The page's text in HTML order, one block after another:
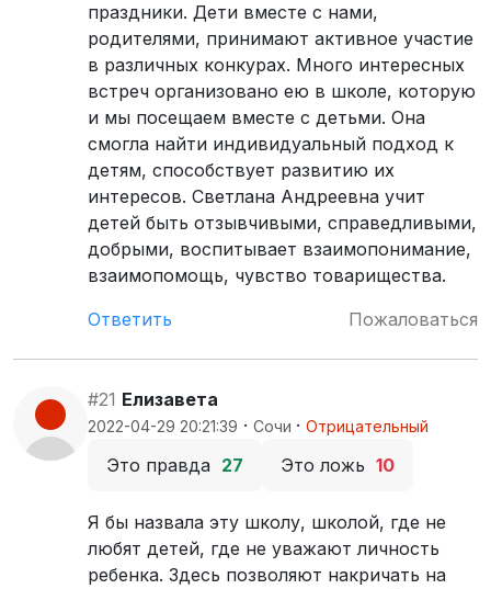
праздники. Дети вместе с нами,
родителями, принимают активное участие
в различных конкурах. Много интересных
встреч организовано ею в школе, которую
и мы посещаем вместе с детьми. Она
смогла найти индивидуальный подход к
детям, способствует развитию их
интересов. Светлана Андреевна учит
детей быть отзывчивыми, справедливыми,
добрыми, воспитывает взаимопонимание,
взаимопомощь, чувство товарищества.
Ответить
Пожаловаться
#21 Елизавета
2022-04-29 20:21:39 · Сочи · Отрицательный
Это правда 27 Это ложь 10
Я бы назвала эту школу, школой, где не
любят детей, где не уважают личность
ребенка. Здесь позволяют накричать на